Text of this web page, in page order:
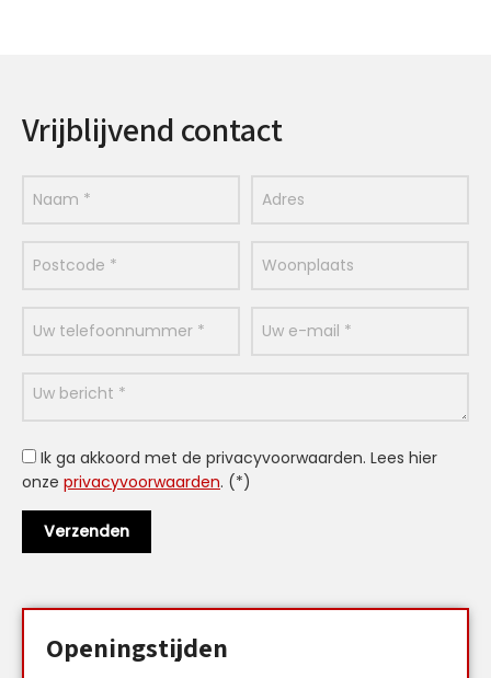
Vrijblijvend contact
Ik ga akkoord met de privacyvoorwaarden. Lees hier
onze privacyvoorwaarden. (*)
Openingstijden